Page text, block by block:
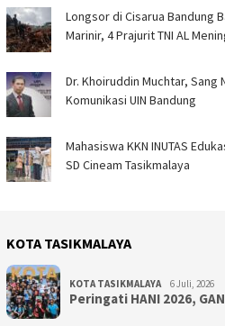
Longsor di Cisarua Bandung
Marinir, 4 Prajurit TNI AL
Dr. Khoiruddin Muchtar, Sang
Komunikasi UIN Bandung
Mahasiswa KKN INUTAS
SD Cineam Tasikmalaya
KOTA TASIKMALAYA
KOTA TASIKMALAYA 6 Juli, 2026
Peringati HANI 2026,